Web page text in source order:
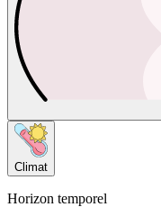
Climat
Horizon temporel